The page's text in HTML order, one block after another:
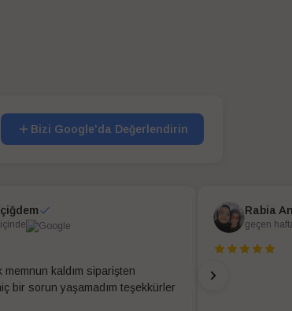
Bizi Google'da Değerlendirin
memnun kaldım siparişten
bir sorun yaşamadım teşekkürler
Rabia
geçen